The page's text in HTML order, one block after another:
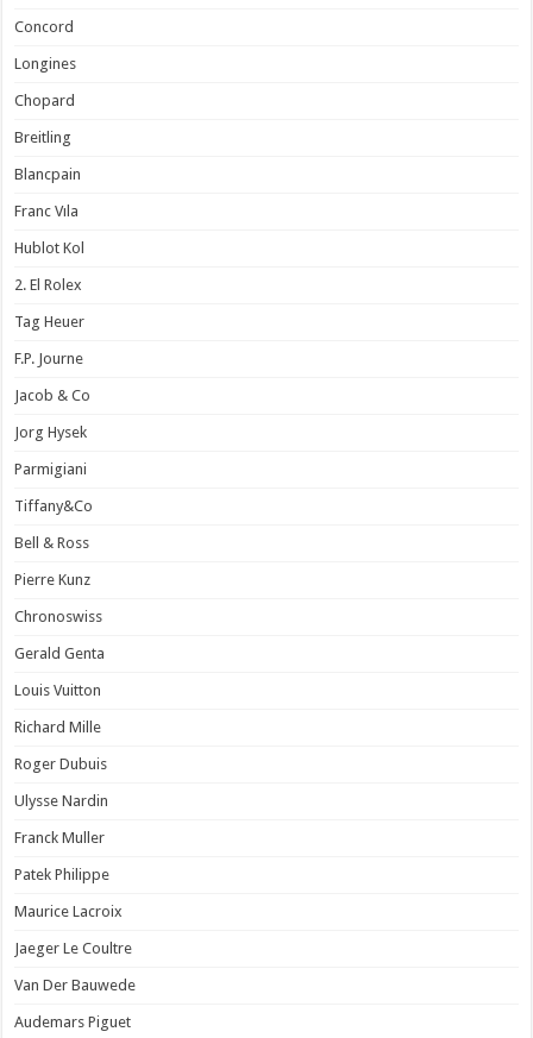
Concord
Longines
Chopard
Breitling
Blancpain
Franc Vıla
Hublot Kol
2. El Rolex
Tag Heuer
F.P. Journe
Jacob & Co
Jorg Hysek
Parmigiani
Tiffany&Co
Bell & Ross
Pierre Kunz
Chronoswiss
Gerald Genta
Louis Vuitton
Richard Mille
Roger Dubuis
Ulysse Nardin
Franck Muller
Patek Philippe
Maurice Lacroix
Jaeger Le Coultre
Van Der Bauwede
Audemars Piguet